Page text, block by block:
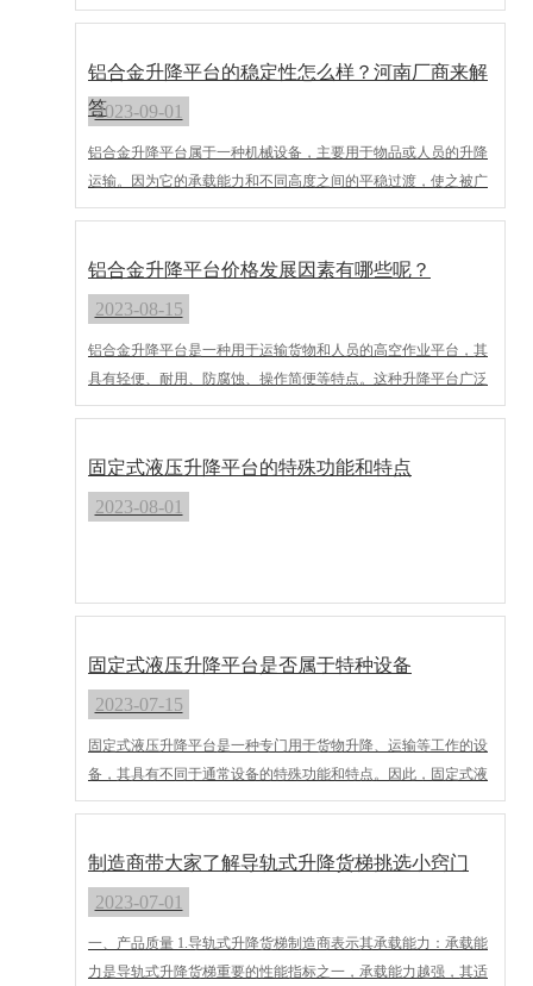
也需要注意对其存放环境的影响，以保证设备正常运转，延长使
铝合金升降平台的稳定性怎么样？河南厂商来解
答
2023-09-01
铝合金升降平台属于一种机械设备，主要用于物品或人员的升降
运输。因为它的承载能力和不同高度之间的平稳过渡，使之被广
泛应用于工业、商业、办公、医疗、酒店等领域。铝合金升降平
中，铝合金升降平台的稳定性是至关重要的因素。本文河南铝合
金升降平台厂商将详细讨论铝合金升降平台的稳定性。
铝合金升降平台价格发展因素有哪些呢？
2023-08-15
铝合金升降平台是一种用于运输货物和人员的高空作业平台，其
具有轻便、耐用、防腐蚀、操作简便等特点。这种升降平台广泛
应用于工厂、仓库、商店、超市、机场、火车站、码头等各种场
固定式液压升降平台的特殊功能和特点
2023-08-01
固定式液压升降平台是否属于特种设备
2023-07-15
固定式液压升降平台是一种专门用于货物升降、运输等工作的设
备，其具有不同于通常设备的特殊功能和特点。因此，固定式液
压升降平台可以被认为是一种特种设备。
制造商带大家了解导轨式升降货梯挑选小窍门
2023-07-01
一、产品质量 1.导轨式升降货梯制造商表示其承载能力：承载能
力是导轨式升降货梯重要的性能指标之一，承载能力越强，其适